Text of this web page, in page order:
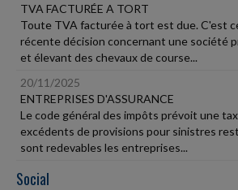
TVA FACTURÉE A TORT
Toute TVA facturée à tort est due. C'est
récente décision concernant une société
et élevant des chevaux de course...
20/11/2025
ENTREPRISES D'ASSURANCE
Le code général des impôts prévoit une
excédents de provisions pour sinistres
sont redevables les entreprises...
Social